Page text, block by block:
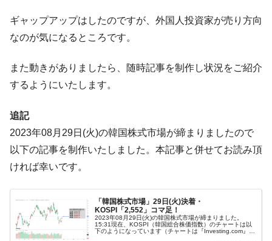
『Money1』
韓国ボンクラ政策室長･金容範、株価暴落に
他人事のような発言。
業績「史上最高益」当期純利益は前年同期比13.4倍に。
『Money1』
韓国･加徳島新国際空港「またも暗礁」の危
『Money1』
日(水)もサイドカー・サーキットブレイカーの二段コンボ
発動！
『Money1』
IT産業は人を雇用する効果は低い。全産業の
『Money1』
韓国「株式市場が賭博場のように変質した
のは政界の責任だ」
『Money1』
韓国「2026年1Q 資金循環統計」面白い結果
ギャップアップはしたのですが、外国人投資家が売り方向
なのが気になるところです。
また動きがありましたら、随時記事を制作し状況をご紹介
するようにいたします。
追記
2023年08月29日(火)の韓国株式市場が締まりましたので
以下の記事を制作いたしました。本記事と併せてお読み頂
ければ幸いです。
「韓国株式市場」29日(火)決着・
KOSPI「2,552」コマ足！
2023年08月29日(火)の韓国株式市場が締まりました。
15:31現在、KOSPI（韓国総合株価指数）のチャートは以
下のようになっています（チャートは『Investing.com』よ